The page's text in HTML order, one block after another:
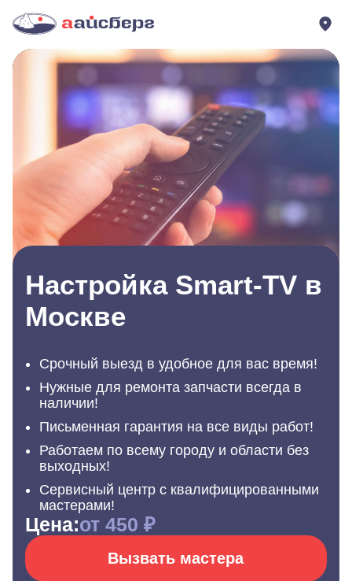
Настройка Smart-TV в
Москве
Срочный выезд в удобное для вас время!
Нужные для ремонта запчасти всегда в
наличии!
Письменная гарантия на все виды работ!
Работаем по всему городу и области без
выходных!
Сервисный центр с квалифицированными
мастерами!
Цена:от 450 ₽
Вызвать мастера